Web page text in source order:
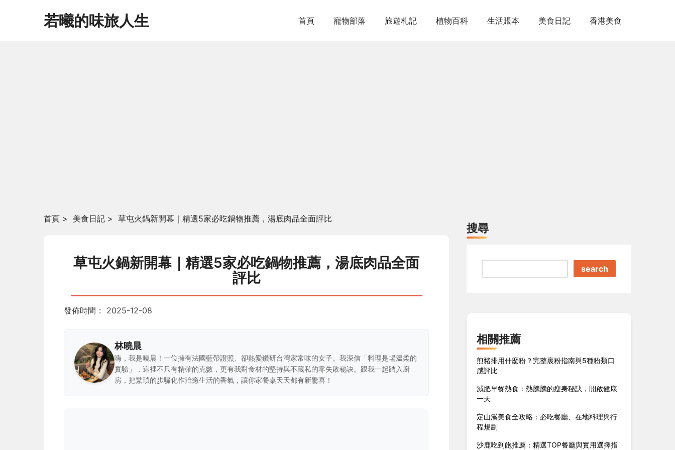
若曦的味旅人生 首頁 寵物部落 旅遊札記 植物百科 生活賬本 美食日記 香港美食
首頁 > 美食日記 > 草屯火鍋新開幕｜精選5家必吃鍋物推薦，湯底肉品全面評比
草屯火鍋新開幕｜精選5家必吃鍋物推薦，湯底肉品全面
評比
發佈時間： 2025-12-08
林曉晨
嗨，我是曉晨！一位擁有法國藍帶證照、卻熱愛鑽研台灣家常味的女子。我深信「料理是場溫柔的
實驗」，這裡不只有精確的克數，更有我對食材的堅持與不藏私的零失敗秘訣。跟我一起踏入廚
房，把繁瑣的步驟化作治癒生活的香氣，讓你家餐桌天天都有新驚喜！
搜尋
search
相關推薦
煎豬排用什麼粉？完整裹粉指南與5種粉類口
感評比
減肥早餐熱食：熱騰騰的瘦身秘訣，開啟健康
一天
定山溪美食全攻略：必吃餐廳、在地料理與行
程規劃
沙鹿吃到飽推薦：精選TOP餐廳與實用選擇指